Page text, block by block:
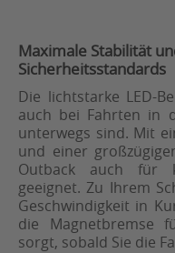
Maximale Stabilität
Sicherheitsstandards
Die lichtstarke LED-
auch bei Fahrten in
unterwegs sind. Mit
und einer
Outback auch für
geeignet. Zu Ihrem
Geschwindigkeit in
die Magnetbremse
sorgt, sobald Sie die